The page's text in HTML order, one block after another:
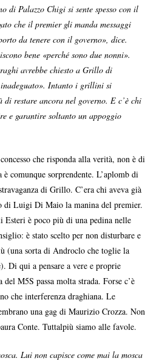
di Palazzo Chigi si sente spesso con il
che il premier gli manda messaggi
da tenere con il governo», dice.
bene «perché sono due nonni».
avrebbe chiesto a Grillo di
inadeguato». Intanto i grillini si
restare ancora nel governo. E c’è chi
e garantire soltanto un appoggio
che risponda alla verità, non è di
comunque sorprendente. L’aplomb di
di Grillo. C’era chi aveva già
di Luigi Di Maio la manina del premier.
è poco più di una pedina nelle
è stato scelto per non disturbare e
(una sorta di Androclo che toglie la
Di qui a pensare a vere e proprie
M5S passa molta strada. Forse c’è
che interferenza draghiana. Le
una gag di Maurizio Crozza. Non
Conte. Tuttalpiù siamo alle favole.
Lui non capisce come mai la mosca